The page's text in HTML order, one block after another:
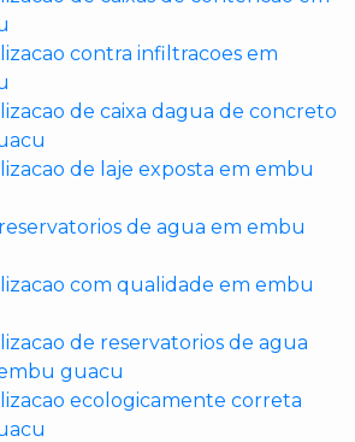
contra infiltracoes em
de caixa dagua de concreto
de laje exposta em embu
de agua em embu
com qualidade em embu
de reservatorios de agua
guacu
ecologicamente correta